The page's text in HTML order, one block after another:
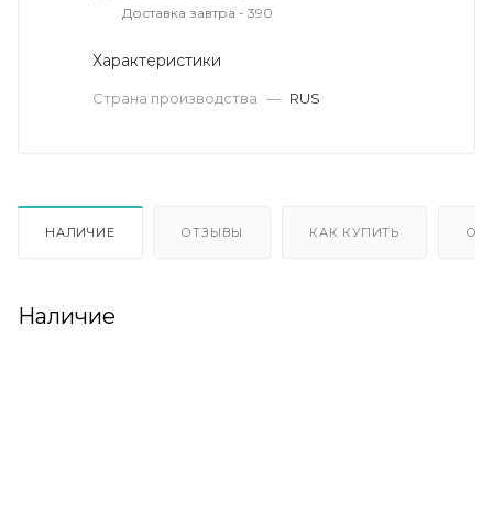
Доставка завтра - 390
Характеристики
Страна производства — RUS
НАЛИЧИЕ ОТЗЫВЫ КАК КУПИТЬ
Наличие